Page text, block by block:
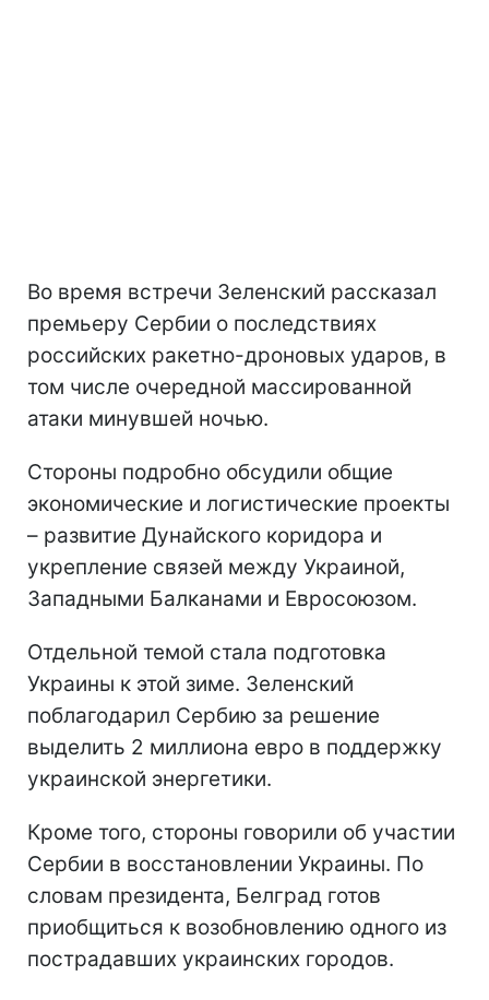
Во время встречи Зеленский рассказал
премьеру Сербии о последствиях
российских ракетно-дроновых ударов, в
том числе очередной массированной
атаки минувшей ночью.
Стороны подробно обсудили общие
экономические и логистические проекты
– развитие Дунайского коридора и
укрепление связей между Украиной,
Западными Балканами и Евросоюзом.
Отдельной темой стала подготовка
Украины к этой зиме. Зеленский
поблагодарил Сербию за решение
выделить 2 миллиона евро в поддержку
украинской энергетики.
Кроме того, стороны говорили об участии
Сербии в восстановлении Украины. По
словам президента, Белград готов
приобщиться к возобновлению одного из
пострадавших украинских городов.